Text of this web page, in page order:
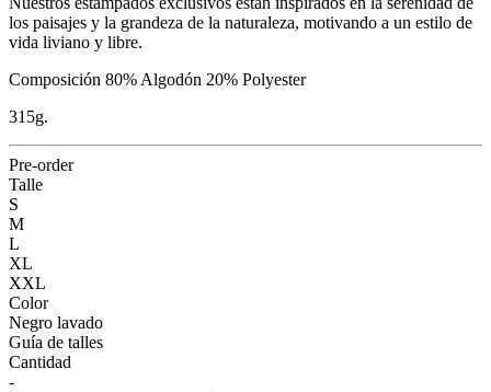
los paisajes y la grandeza de la naturaleza, motivando a un estilo de
vida liviano y libre.
Composición 80% Algodón 20% Polyester
315g.
Pre-order
Talle
S
M
L
XL
XXL
Color
Negro lavado
Guía de talles
Cantidad
-